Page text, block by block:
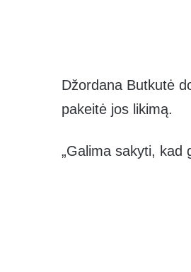
Džordana Butkutė
pakeitė jos likimą.
„Galima sakyti, kad